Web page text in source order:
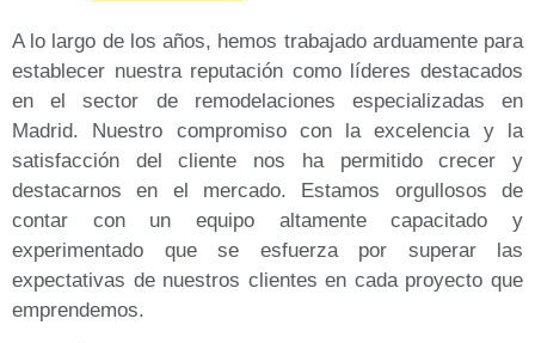
A lo largo de los años, hemos trabajado arduamente para
establecer nuestra reputación como líderes destacados
en el sector de remodelaciones especializadas en
Madrid. Nuestro compromiso con la excelencia y la
satisfacción del cliente nos ha permitido crecer y
destacarnos en el mercado. Estamos orgullosos de
contar con un equipo altamente capacitado y
experimentado que se esfuerza por superar las
expectativas de nuestros clientes en cada proyecto que
emprendemos.